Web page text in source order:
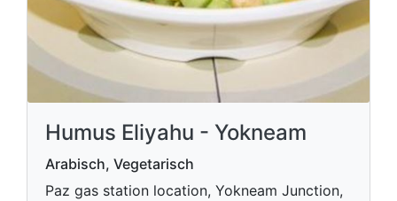
Humus Eliyahu - Yokneam
Arabisch, Vegetarisch
Paz gas station location, Yokneam Junction,